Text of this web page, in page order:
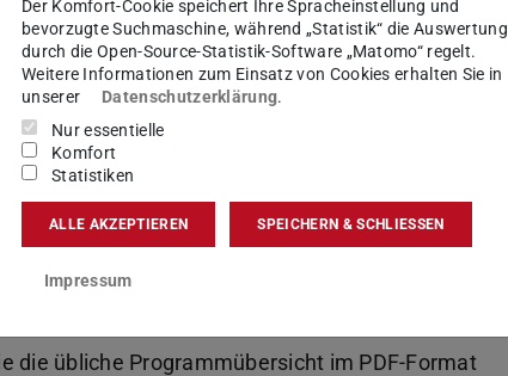
die übliche Programmübersicht im PDF-Format
Der Komfort-Cookie speichert Ihre Spracheinstellung und
bevorzugte Suchmaschine, während „Statistik“ die Auswertung
durch die Open-Source-Statistik-Software „Matomo“ regelt.
Weitere Informationen zum Einsatz von Cookies erhalten Sie in
unserer
Datenschutzerklärung.
Nur essentielle
Komfort
Statistiken
ALLE AKZEPTIEREN SPEICHERN & SCHLIESSEN
Impressum